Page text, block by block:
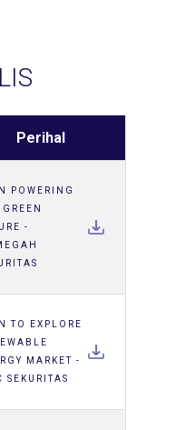
Perihal
POWERING
-
TO EXPLORE
MARKET -
SEKURITAS